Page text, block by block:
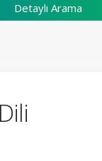
Detaylı Arama